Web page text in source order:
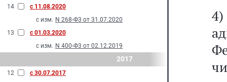
14
с 11.08.2020
с изм. N 268-Ф3 от 31.07.2020
13
с 01.03.2020
с изм. N 400-Ф3 от 02.12.2019
2017
12
с 30.07.2017